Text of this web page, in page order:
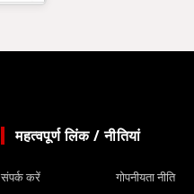
महत्वपूर्ण लिंक / नीतियां
संपर्क करें गोपनीयता नीति